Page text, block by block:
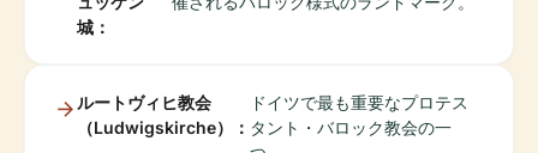
城：
ルートヴィヒ教会
（Ludwigskirche）：
ドイツで最も重要なプロテス
タント・バロック教会の一